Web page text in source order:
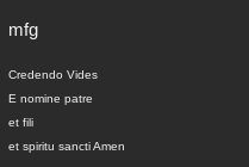
mfg
Credendo Vides
E nomine patre
et fili
et spiritu sancti Amen